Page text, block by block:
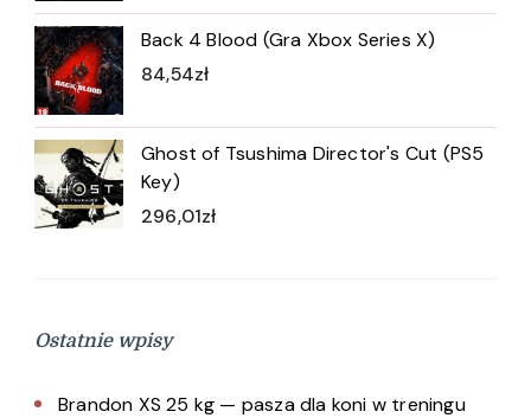
Back 4 Blood (Gra Xbox Series X)
84,54zł
Ghost of Tsushima Director's Cut (PS5
Key)
296,01zł
Ostatnie wpisy
Brandon XS 25 kg — pasza dla koni w treningu